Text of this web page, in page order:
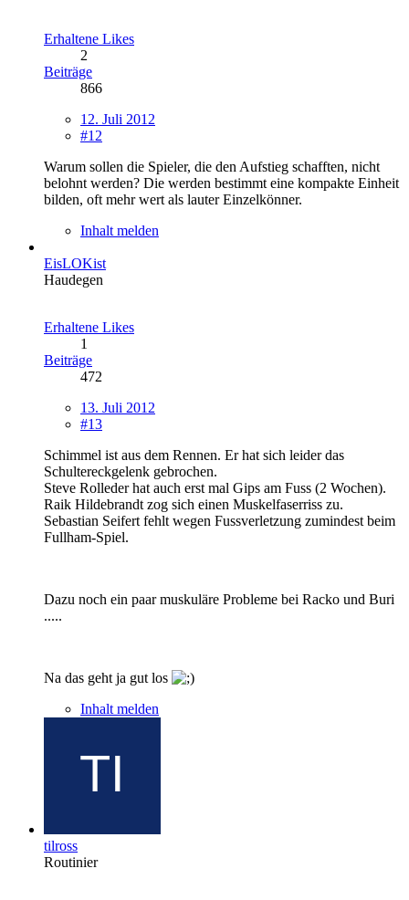
Erhaltene Likes
2
Beiträge
866
12. Juli 2012
#12
Warum sollen die Spieler, die den Aufstieg schafften, nicht
belohnt werden? Die werden bestimmt eine kompakte Einheit
bilden, oft mehr wert als lauter Einzelkönner.
Inhalt melden
EisLOKist
Haudegen
Erhaltene Likes
1
Beiträge
472
13. Juli 2012
#13
Schimmel ist aus dem Rennen. Er hat sich leider das
Schultereckgelenk gebrochen.
Steve Rolleder hat auch erst mal Gips am Fuss (2 Wochen).
Raik Hildebrandt zog sich einen Muskelfaserriss zu.
Sebastian Seifert fehlt wegen Fussverletzung zumindest beim
Fullham-Spiel.
Dazu noch ein paar muskuläre Probleme bei Racko und Buri
.....
Na das geht ja gut los
Inhalt melden
tilross
Routinier